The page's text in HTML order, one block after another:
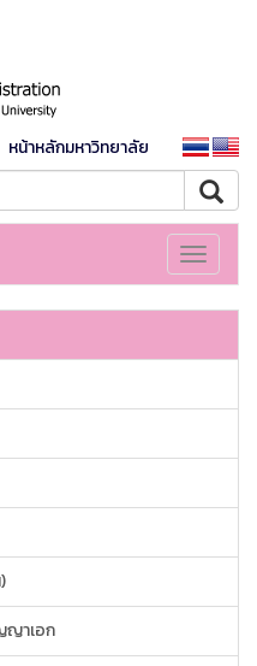
หน้าหลักมหาวิทยาลัย
Toggle
ญาเอก